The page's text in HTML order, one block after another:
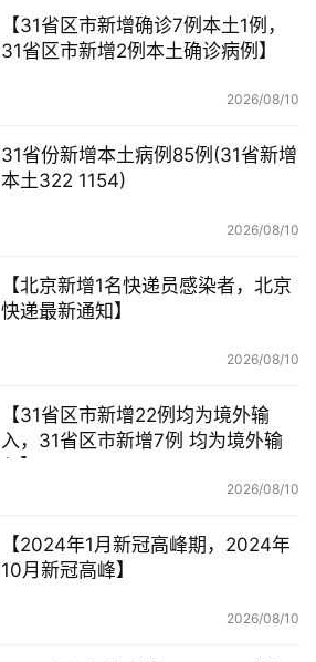
【31省区市新增确诊7例本土1例，
31省区市新增2例本土确诊病例】
2026/08/10
31省份新增本土病例85例(31省新增
本土322 1154)
2026/08/10
【北京新增1名快递员感染者，北京
快递最新通知】
2026/08/10
【31省区市新增22例均为境外输
入，31省区市新增7例 均为境外输
入】
2026/08/10
【2024年1月新冠高峰期，2024年
10月新冠高峰】
2026/08/10